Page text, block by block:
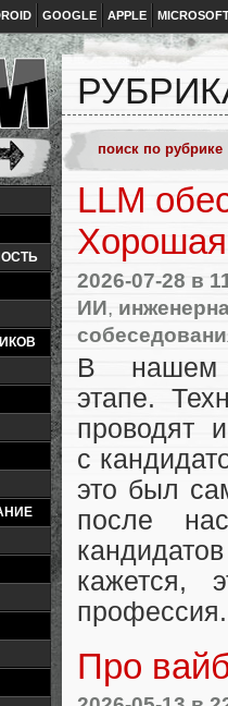
GOOGLE APPLE
LLM
2026-07-28 в
ИИ,
В нашем
этапе.
проводят
с
это был
после
кажется,
профессия.
Про